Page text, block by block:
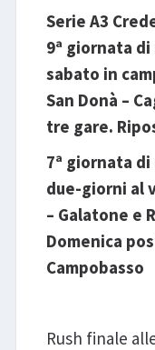
Serie A3
9ª giornata
sabato in
San Donà –
tre gare.
7ª giornata
due-giorni al
– Galatone e
Domenica
Campobasso
Rush finale